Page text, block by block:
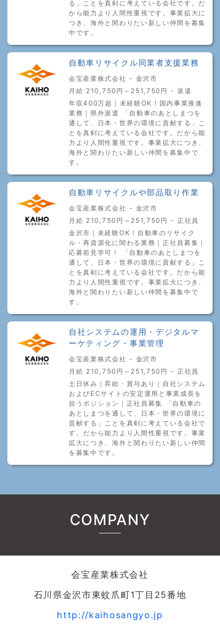
る」ことを真剣に考えている会社です。だ
から能力より人間性重視です。事業拡大に
つき、海外と関わりたい新しい仲間を募集
中です。
自動車リサイクル同業者支援業務
会宝産業株式会社 - 金沢市
月給 210,750円～251,750円 - 派遣
年収400万超｜未経験OK！国内事業推進
業務｜県外派遣 「自動車のあとしまつを
通して、日本・世界の環境に貢献する」こ
とを真剣に考えている会社です。だから能
力より人間性重視です。事業拡大につき、
海外と関わりたい新しい仲間を募集中で
す。
自動車リサイクルや部品取り作業
会宝産業株式会社 - 金沢市
月給 210,750円～251,750円 - 正社員
金沢市｜未経験OK！自動車のリサイク
ル・再資源化に関わる業務｜正社員募集｜
応募前見学可！ 「自動車のあとしまつを
通して、日本・世界の環境に貢献する」こ
とを真剣に考えている会社です。だから能
力より人間性重視です。事業拡大につき、
海外と関わりたい新しい仲間を募集中で
す。
自社システムの運用・デジタルマ
ーケティング・事業管理
会宝産業株式会社 - 金沢市
月給 210,750円～251,750円 - 正社員
土日休み｜昇給・賞与あり｜自社システム
およびECサイトの安定運用と事業成長を
担うポジション｜正社員募集 「自動車の
あとしまつを通して、日本・世界の環境に
貢献する」ことを真剣に考えている会社で
す。だから能力より人間性重視です。事業
拡大につき、海外と関わりたい新しい仲間
を募集中です。
COMPANY
会宝産業株式会社
石川県金沢市東蚊爪町1丁目25番地
http://kaihosangyo.jp